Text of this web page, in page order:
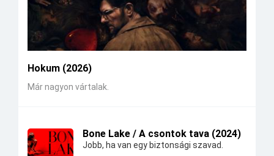
Hokum (2026)
Már nagyon vártalak.
Bone Lake / A csontok tava (2024)
Jobb, ha van egy biztonsági szavad.